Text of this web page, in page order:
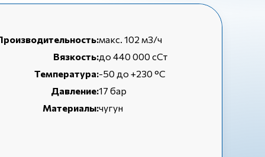
макс. 102 м3/ч
Вязкость:до 440 000 сСт
Температура:-50 до +230 °C
Давление:17 бар
Материалы:чугун